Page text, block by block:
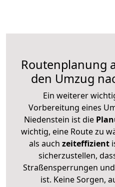
Routenplanung
den Umzug
Ein weiterer
Vorbereitung eines
Niedenstein ist die
wichtig, eine Route zu
als auch zeiteffizient
sicherzustellen,
Straßensperrungen
ist. Keine Sorgen,